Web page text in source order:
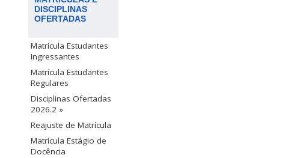
DISCIPLINAS
OFERTADAS
Matrícula Estudantes
Ingressantes
Matrícula Estudantes
Regulares
Disciplinas Ofertadas
2026.2 »
Reajuste de Matrícula
Matrícula Estágio de
Docência